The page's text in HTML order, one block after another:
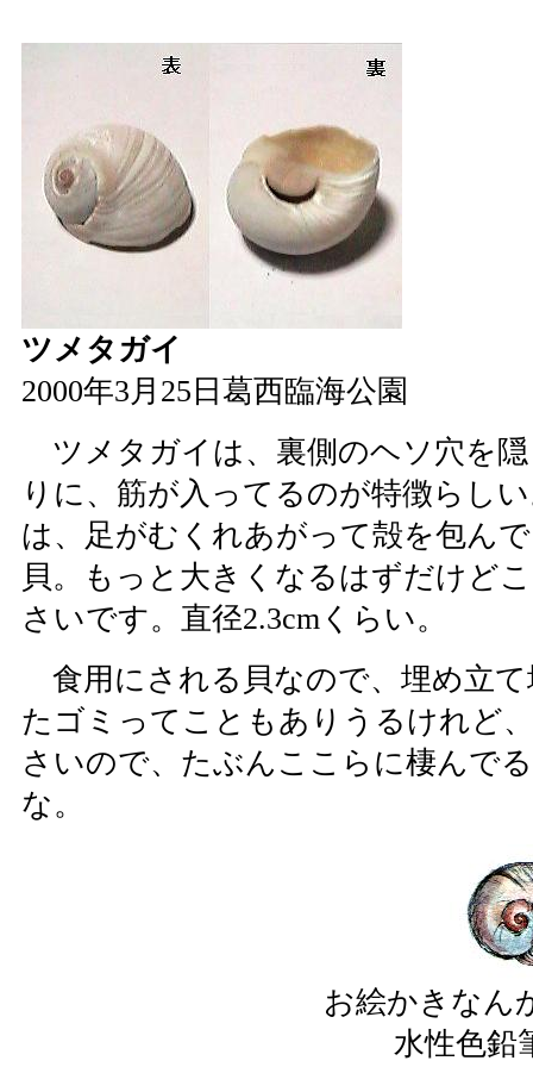
ツメタガイ
2000年3月25日葛西臨海公園
ツメタガイは、裏側のヘソ穴を
りに、筋が入ってるのが特徴らし
は、足がむくれあがって殻を包ん
貝。もっと大きくなるはずだけど
さいです。直径2.3cmくらい。
食用にされる貝なので、埋め立
たゴミってこともありうるけれど
さいので、たぶんここらに棲んで
な。
お絵かきなん
水性色鉛